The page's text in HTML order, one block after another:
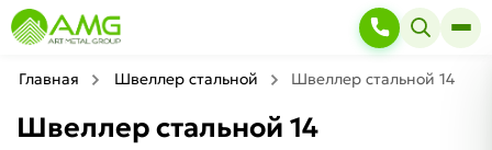
Главная Швеллер стальной Швеллер стальной 14
Швеллер стальной 14